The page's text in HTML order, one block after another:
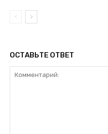
ОСТАВЬТЕ ОТВЕТ